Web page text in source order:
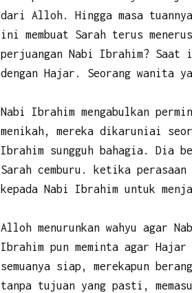
dari Alloh. Hingga masa
ini membuat Sarah terus
perjuangan Nabi Ibrahim? Saat
dengan Hajar. Seorang wanita
Nabi Ibrahim mengabulkan
menikah, mereka dikaruniai
Ibrahim sungguh bahagia. Dia
Sarah cemburu. ketika
kepada Nabi Ibrahim untuk
Alloh menurunkan wahyu agar
Ibrahim pun meminta agar
semuanya siap, merekapun
tanpa tujuan yang pasti,